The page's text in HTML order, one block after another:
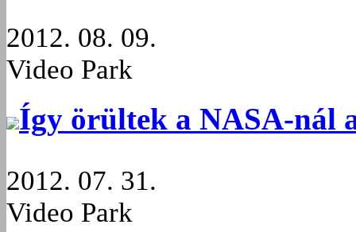
2012. 08. 09.
Video Park
Így örültek a NASA-nál
2012. 07. 31.
Video Park